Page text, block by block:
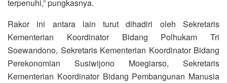
terpenuhi,” pungkasnya.
Rakor ini antara lain turut dihadiri oleh Sekretaris
Kementerian Koordinator Bidang Polhukam Tri
Soewandono, Sekretaris Kementerian Koordinator Bidang
Perekonomian Susiwijono Moegiarso, Sekretaris
Kementerian Koordinator Bidang Pembangunan Manusia